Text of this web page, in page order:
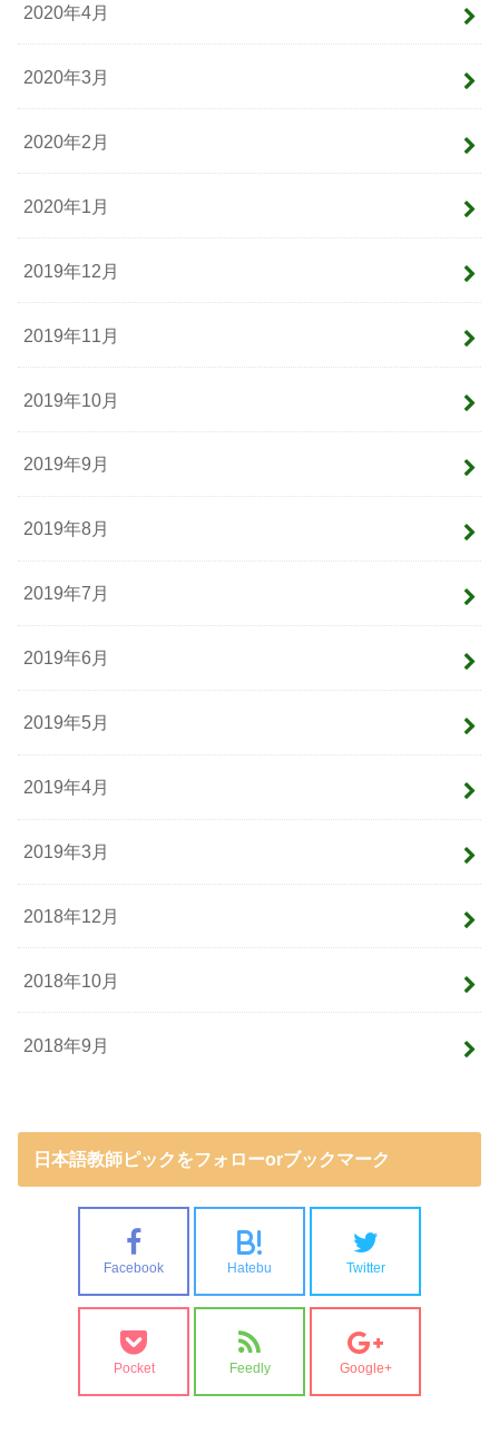
2020年4月
2020年3月
2020年2月
2020年1月
2019年12月
2019年11月
2019年10月
2019年9月
2019年8月
2019年7月
2019年6月
2019年5月
2019年4月
2019年3月
2018年12月
2018年10月
2018年9月
日本語教師ピックをフォローorブックマーク
Facebook
B!
Hatebu Twitter
Pocket Feedly Google+